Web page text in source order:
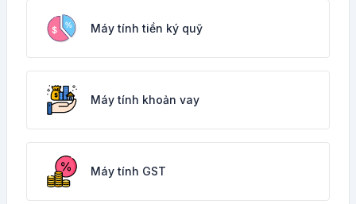
Máy tính tiền ký quỹ
Máy tính khoản vay
Máy tính GST